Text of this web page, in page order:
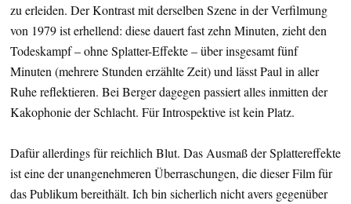
zu erleiden. Der Kontrast mit derselben Szene in der Verfilmung
von 1979 ist erhellend: diese dauert fast zehn Minuten, zieht den
Todeskampf – ohne Splatter-Effekte – über insgesamt fünf
Minuten (mehrere Stunden erzählte Zeit) und lässt Paul in aller
Ruhe reflektieren. Bei Berger dagegen passiert alles inmitten der
Kakophonie der Schlacht. Für Introspektive ist kein Platz.
Dafür allerdings für reichlich Blut. Das Ausmaß der Splattereffekte
ist eine der unangenehmeren Überraschungen, die dieser Film für
das Publikum bereithält. Ich bin sicherlich nicht avers gegenüber